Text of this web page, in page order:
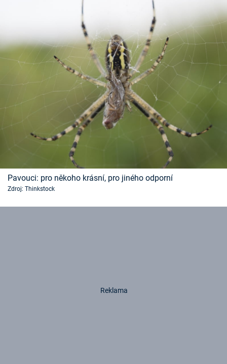
Pavouci: pro někoho krásní, pro jiného odporní
Zdroj: Thinkstock